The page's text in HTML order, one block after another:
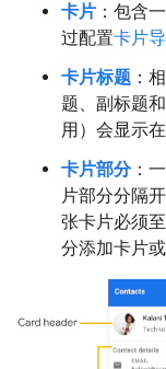
卡片 ：包含
过配置卡片
卡片标题 ：
题、副标题和
用）会显示
卡片部分：
片部分分隔
张卡片必须
分添加卡片或